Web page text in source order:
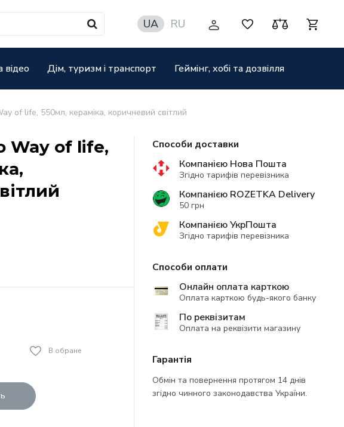
UA RU
відео Дім, туризм і транспорт Геймінг, хобі та дозвілля
of life, 550мл, кераміка, коричневий світлий
Way of life,
В обране
Способи доставки
Компанією Нова Пошта
Згідно тарифів перевізника
Компанією ROZETKA Delivery
50 грн
Компанією УкрПошта
Згідно тарифів перевізника
Способи оплати
Онлайн оплата карткою
Оплата карткою будь-якого банку
По реквізитам
Оплата на реквізити магазину
Гарантія
Обмін та повернення протягом 14 днів
згідно чинного законодавства України.